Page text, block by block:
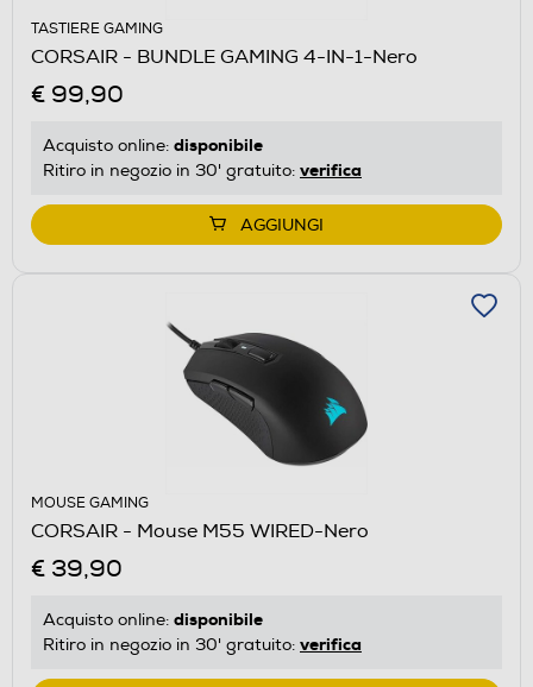
TASTIERE GAMING
CORSAIR - BUNDLE GAMING 4-IN-1-Nero
€ 99,90
Acquisto online: disponibile
Ritiro in negozio in 30' gratuito: verifica
AGGIUNGI
MOUSE GAMING
CORSAIR - Mouse M55 WIRED-Nero
€ 39,90
Acquisto online: disponibile
Ritiro in negozio in 30' gratuito: verifica